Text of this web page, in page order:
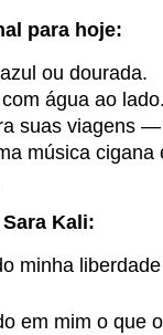
para hoje:
ou dourada.
água ao
suas viagens
música
Kali:
minha
em mim o que